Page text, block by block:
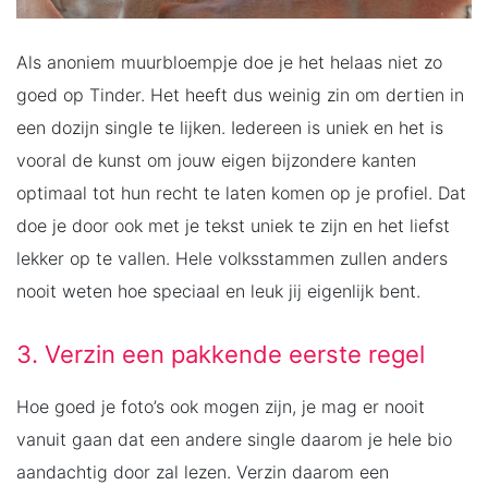
Als anoniem muurbloempje doe je het helaas niet zo
goed op Tinder. Het heeft dus weinig zin om dertien in
een dozijn single te lijken. Iedereen is uniek en het is
vooral de kunst om jouw eigen bijzondere kanten
optimaal tot hun recht te laten komen op je profiel. Dat
doe je door ook met je tekst uniek te zijn en het liefst
lekker op te vallen. Hele volksstammen zullen anders
nooit weten hoe speciaal en leuk jij eigenlijk bent.
3. Verzin een pakkende eerste regel
Hoe goed je foto’s ook mogen zijn, je mag er nooit
vanuit gaan dat een andere single daarom je hele bio
aandachtig door zal lezen. Verzin daarom een